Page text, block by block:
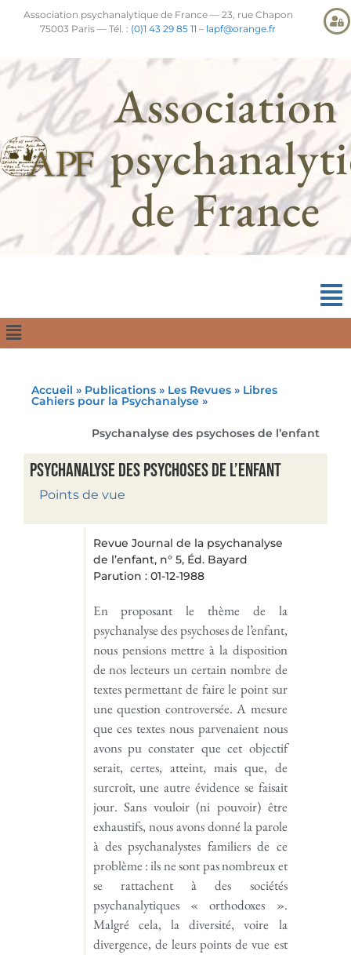
Association psychanalytique de France — 23, rue Chapon
75003 Paris — Tél. : (0)1 43 29 85 11 – lapf@orange.fr
Association
de France
Accueil » Publications » Les Revues » Libres
Cahiers pour la Psychanalyse »
Psychanalyse des psychoses de l’enfant
Psychanalyse des psychoses de l’enfant
Points de vue
Revue Journal de la psychanalyse
de l’enfant, n° 5, Éd. Bayard
Parution : 01-12-1988
En proposant le thème de la
psychanalyse des psychoses de l’enfant,
nous pensions mettre à la disposition
de nos lecteurs un certain nombre de
textes permettant de faire le point sur
une question controversée. A mesure
que ces textes nous parvenaient nous
avons pu constater que cet objectif
serait, certes, atteint, mais que, de
surcroît, une autre évidence se faisait
jour. Sans vouloir (ni pouvoir) être
exhaustifs, nous avons donné la parole
à des psychanalystes familiers de ce
problème : ils ne sont pas nombreux et
se rattachent à des sociétés
psychanalytiques « orthodoxes ».
Malgré cela, la diversité, voire la
divergence, de leurs points de vue est